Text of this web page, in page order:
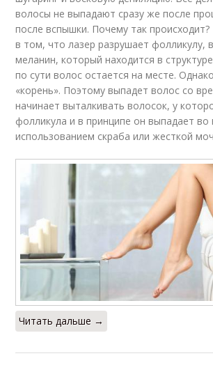
волосы не выпадают сразу же после
после вспышки. Почему так
в том, что лазер разрушает фолликулу,
меланин, который находится в
по сути волос остается на месте.
«корень». Поэтому выпадет волос со
начинает выталкивать волосок, у
фолликула и в принципе он выпадает
использованием скраба или жесткой
Читать дальше →